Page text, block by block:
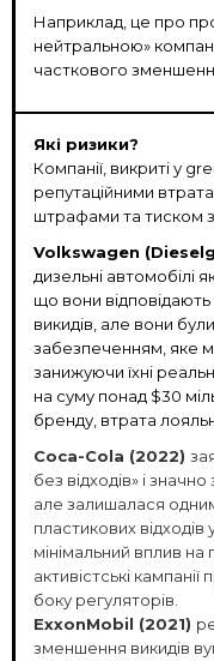
Наприклад, це про
нейтральною»
часткового
Які ризики?
Компанії, викриті у
репутаційними
штрафами та тиском з
Volkswagen
дизельні автомобілі
що вони
викидів, але вони
забезпеченням, яке
занижуючи їхні
на суму понад $30
бренду, втрата
Coca-Cola (2022)
без відходів» і
але залишалася
пластикових відходів у
мінімальний вплив на
активістські
боку регуляторів.
ExxonMobil (2021)
зменшення викидів